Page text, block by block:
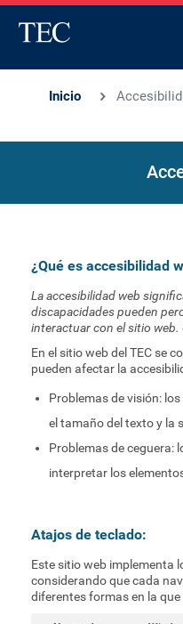
Inicio
¿Qué es accesibilidad
La accesibilidad web
discapacidades pueden
interactuar con el sitio web.
En el sitio web del TEC se
pueden afectar la
Problemas de visión:
el tamaño del texto y la
Problemas de ceguera:
interpretar los
Atajos de teclado:
Este sitio web implementa
considerando que cada
diferentes formas en la